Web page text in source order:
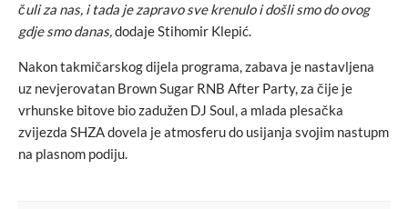
čuli za nas, i tada je zapravo sve krenulo i došli smo do ovog
gdje smo danas,dodaje Stihomir Klepić.
Nakon takmičarskog dijela programa, zabava je nastavljena
uz nevjerovatan Brown Sugar RNB After Party, za čije je
vrhunske bitove bio zadužen DJ Soul, a mlada plesačka
zvijezda SHZA dovela je atmosferu do usijanja svojim nastupm
na plasnom podiju.